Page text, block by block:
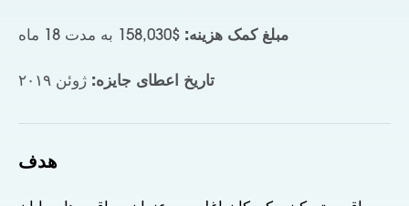
مبلغ کمک هزینه: $158,030 به مدت 18 ماه
تاریخ اعطای جایزه: ژوئن ۲۰۱۹
هدف